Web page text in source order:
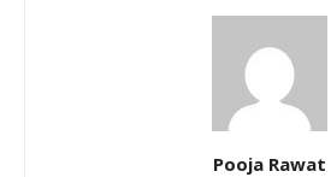
Pooja Rawat